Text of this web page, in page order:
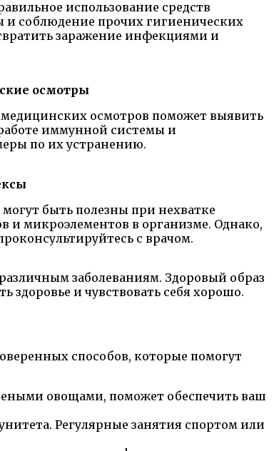
использование средств
соблюдение прочих гигиенических
заражение инфекциями и
осмотры
осмотров поможет выявить
иммунной системы и
по их устранению.
быть полезны при нехватке
и микроэлементов в организме. Однако,
с врачом.
заболеваниям. Здоровый образ
и чувствовать себя хорошо.
способов, которые помогут
овощами, поможет обеспечить ваш
Регулярные занятия спортом или